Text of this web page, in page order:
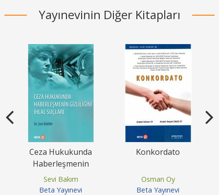
Yayınevinin Diğer Kitapları
Ceza Hukukunda
Haberleşmenin
Gizliliğini İhlal Suçları
Sevi Bakım
Beta Yayınevi
Konkordato
Osman Oy
Beta Yayınevi